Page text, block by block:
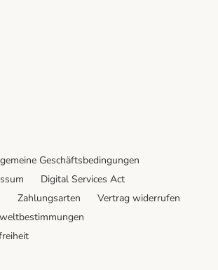
Geschäftsbedingungen
Digital Services Act
Zahlungsarten
Vertrag widerrufen